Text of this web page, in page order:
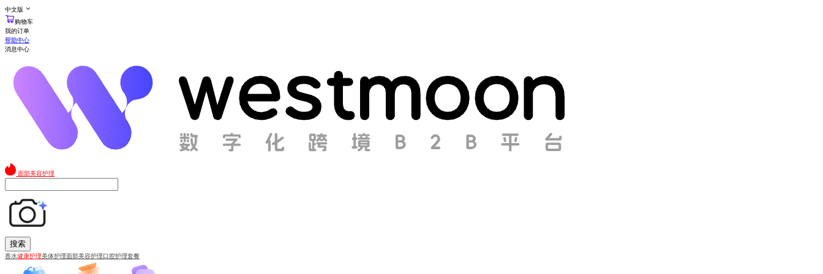
中文版
购物车
我的订单
帮助中心
消息中心
面部美容护理
搜索
香水健康护理美体护理面部美容护理口腔护理套餐